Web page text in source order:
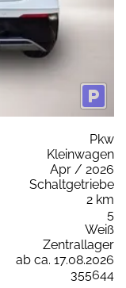
Pkw
Kleinwagen
Apr / 2026
Schaltgetriebe
2 km
5
Weiß
Zentrallager
ab ca. 17.08.2026
355644